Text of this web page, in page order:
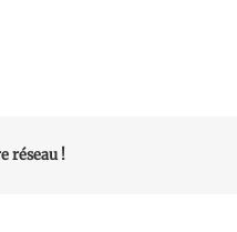
réseau !